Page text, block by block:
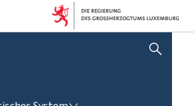
SUCHFLED ANZEIGEN / SCHLIESSEN